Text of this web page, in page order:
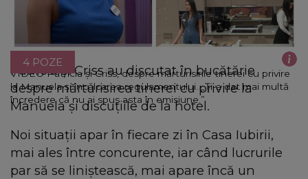
VIDEO Patricia și Criss, despre mărturisirile tinerei cu privire
la Manuela și încălcarea regulamentului. „Ți-a dat mai multă
încredere că nu ai spus asta în emisiune.”
4 POZE
Patricia și Criss au discutat în bucătărie
despre mărturisirea tinerei cu privire la
Manuela și discuțiile de la hotel.
Noi situații apar în fiecare zi în Casa Iubirii,
mai ales între concurente, iar când lucrurile
par să se liniștească, mai apare încă un